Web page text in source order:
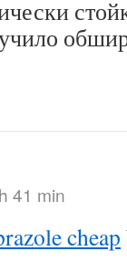
41 min
cheap